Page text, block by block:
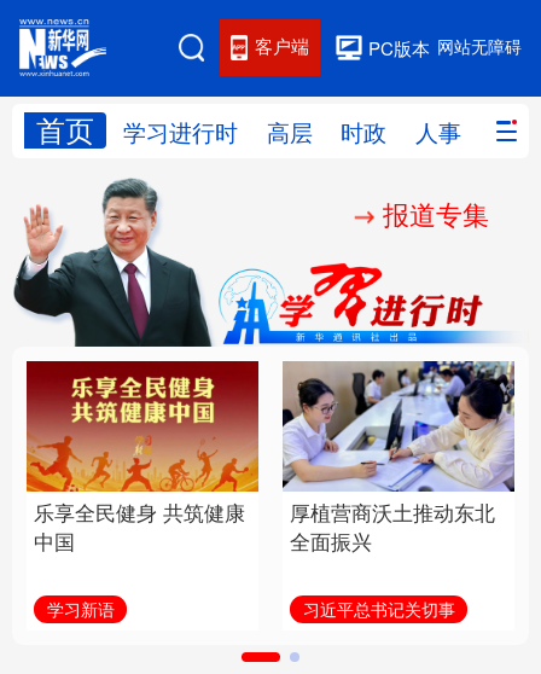
网站无障碍
PC版本
客户端
首页 学习进行时 高层 时政 人事 国际
网站地图
学习进行时 人事
国际 财经 网评
思客智库 全球连线 教育
科技 科创 量子 体育
文化 书画 健康 军事
访谈 视频 图片 政务
报道专集
乐享全民健身 共筑健康
中国
学习新语
厚植营商沃土推动东北
全面振兴
习近平总书记关切事